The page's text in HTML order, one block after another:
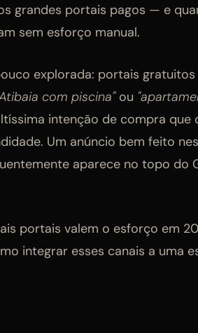
grandes portais pagos — e
sem esforço manual.
explorada: portais
com piscina"ou
intenção de compra que
Um anúncio bem feito
aparece no topo do
portais valem o esforço em
integrar esses canais a uma